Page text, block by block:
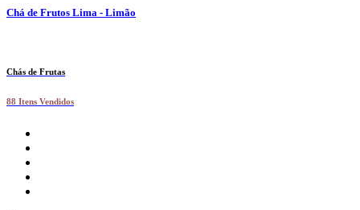
Chá de Frutos Lima - Limão
Chás de Frutas
88 Itens Vendidos